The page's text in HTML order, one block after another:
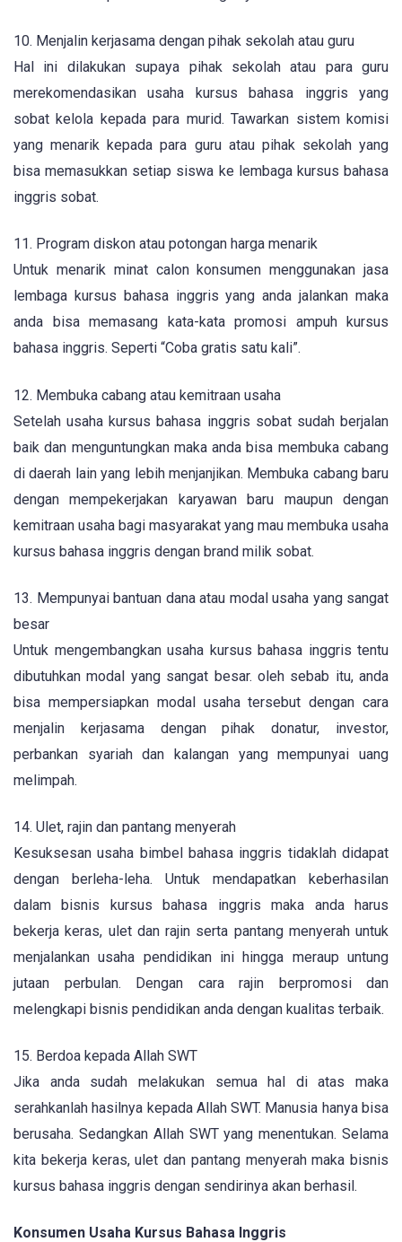
10. Menjalin kerjasama dengan pihak sekolah atau guru
Hal ini dilakukan supaya pihak sekolah atau para guru
merekomendasikan usaha kursus bahasa inggris yang
sobat kelola kepada para murid. Tawarkan sistem komisi
yang menarik kepada para guru atau pihak sekolah yang
bisa memasukkan setiap siswa ke lembaga kursus bahasa
inggris sobat.
11. Program diskon atau potongan harga menarik
Untuk menarik minat calon konsumen menggunakan jasa
lembaga kursus bahasa inggris yang anda jalankan maka
anda bisa memasang kata-kata promosi ampuh kursus
bahasa inggris. Seperti “Coba gratis satu kali”.
12. Membuka cabang atau kemitraan usaha
Setelah usaha kursus bahasa inggris sobat sudah berjalan
baik dan menguntungkan maka anda bisa membuka cabang
di daerah lain yang lebih menjanjikan. Membuka cabang baru
dengan mempekerjakan karyawan baru maupun dengan
kemitraan usaha bagi masyarakat yang mau membuka usaha
kursus bahasa inggris dengan brand milik sobat.
13. Mempunyai bantuan dana atau modal usaha yang sangat
besar
Untuk mengembangkan usaha kursus bahasa inggris tentu
dibutuhkan modal yang sangat besar. oleh sebab itu, anda
bisa mempersiapkan modal usaha tersebut dengan cara
menjalin kerjasama dengan pihak donatur, investor,
perbankan syariah dan kalangan yang mempunyai uang
melimpah.
14. Ulet, rajin dan pantang menyerah
Kesuksesan usaha bimbel bahasa inggris tidaklah didapat
dengan berleha-leha. Untuk mendapatkan keberhasilan
dalam bisnis kursus bahasa inggris maka anda harus
bekerja keras, ulet dan rajin serta pantang menyerah untuk
menjalankan usaha pendidikan ini hingga meraup untung
jutaan perbulan. Dengan cara rajin berpromosi dan
melengkapi bisnis pendidikan anda dengan kualitas terbaik.
15. Berdoa kepada Allah SWT
Jika anda sudah melakukan semua hal di atas maka
serahkanlah hasilnya kepada Allah SWT. Manusia hanya bisa
berusaha. Sedangkan Allah SWT yang menentukan. Selama
kita bekerja keras, ulet dan pantang menyerah maka bisnis
kursus bahasa inggris dengan sendirinya akan berhasil.
Konsumen Usaha Kursus Bahasa Inggris